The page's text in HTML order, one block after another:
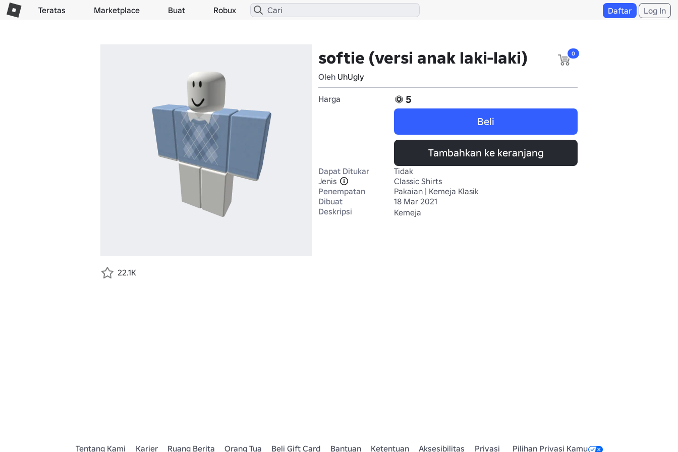
Teratas Marketplace Buat Robux Daftar Log In
softie (versi anak laki-laki)
Oleh UhUgly
0
Harga
5
Beli
Tambahkan ke keranjang
Dapat Ditukar
Tidak
Jenis
Classic Shirts
Penempatan
Pakaian | Kemeja Klasik
Dibuat
18 Mar 2021
Deskripsi
Kemeja
22.1K
Tentang Kami Karier Ruang Berita Orang Tua Beli Gift Card Bantuan Ketentuan Aksesibilitas Privasi Pilihan Privasi Kamu